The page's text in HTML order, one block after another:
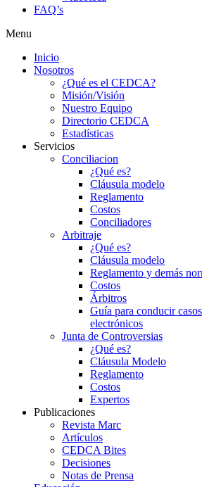
FAQ’s
Menu
Inicio
Nosotros
¿Qué es el CEDCA?
Misión/Visión
Nuestro Equipo
Directorio CEDCA
Estadísticas
Servicios
Conciliacion
¿Qué es?
Cláusula modelo
Reglamento
Costos
Conciliadores
Arbitraje
¿Qué es?
Cláusula modelo
Reglamento y demás
Costos
Árbitros
Guía para conducir
electrónicos
Junta de Controversias
¿Qué es?
Cláusula Modelo
Reglamento
Costos
Expertos
Publicaciones
Revista Marc
Artículos
CEDCA Bites
Decisiones
Notas de Prensa